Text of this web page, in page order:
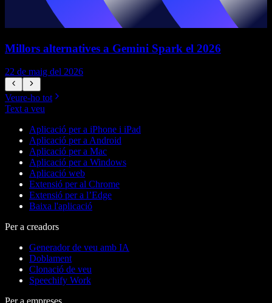
Millors alternatives a Gemini Spark el 2026
22 de maig del 2026
Veure-ho tot
Text a veu
Aplicació per a iPhone i iPad
Aplicació per a Android
Aplicació per a Mac
Aplicació per a Windows
Aplicació web
Extensió per al Chrome
Extensió per a l’Edge
Baixa l'aplicació
Per a creadors
Generador de veu amb IA
Doblament
Clonació de veu
Speechify Work
Per a empreses